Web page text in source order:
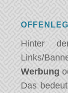
Hinter
Links/
Werbung
Das